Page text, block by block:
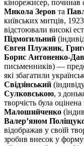
кінорежисер, починав
Микола Зеров та
київських митців,
відстоювали високі
Підмогильний
Євген Плужник,
Борис Антоненко-
письменників) —
які збагатили
Свідзінський
Сулковською, з
творчість була
Малошийченко
Валер’яном
відображав у своїй
зробив внесок у